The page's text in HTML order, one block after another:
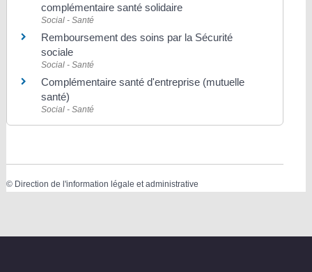
complémentaire santé solidaire
Social - Santé
Remboursement des soins par la Sécurité
sociale
Social - Santé
Complémentaire santé d'entreprise (mutuelle
santé)
Social - Santé
© Direction de l'information légale et administrative